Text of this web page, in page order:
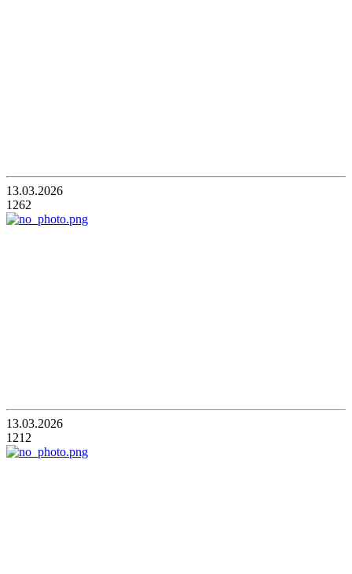
13.03.2026
1262
13.03.2026
1212